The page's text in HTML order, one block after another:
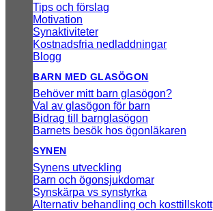
Tips och förslag
Motivation
Synaktiviteter
Kostnadsfria nedladdningar
Blogg
BARN MED GLASÖGON
Behöver mitt barn glasögon?
Val av glasögon för barn
Bidrag till barnglasögon
Barnets besök hos ögonläkaren
SYNEN
Synens utveckling
Barn och ögonsjukdomar
Synskärpa vs synstyrka
Alternativ behandling och kosttillskott